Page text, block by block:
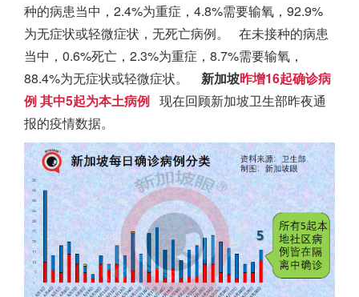
种的病患当中，2.4%为重症，4.8%需要输氧，92.9%
为无症状或轻微症状，无死亡病例。
在未接种的病患
当中，0.6%死亡，2.3%为重症，8.7%需要输氧，
88.4%为无症状或轻微症状。
新加坡昨增16起确诊病
例其中5起为本土病例 现在回顾新加坡卫生部昨夜通
报的疫情数据。